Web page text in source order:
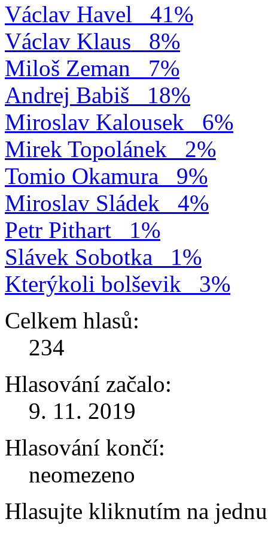
Václav Havel
41%
Václav Klaus
8%
Miloš Zeman
7%
Andrej Babiš
18%
Miroslav Kalousek
6%
Mirek Topolánek
2%
Tomio Okamura
9%
Miroslav Sládek
4%
Petr Pithart
1%
Slávek Sobotka
1%
Kterýkoli bolševik
3%
Celkem hlasů:
234
Hlasování začalo:
9. 11. 2019
Hlasování končí:
neomezeno
Hlasujte kliknutím na